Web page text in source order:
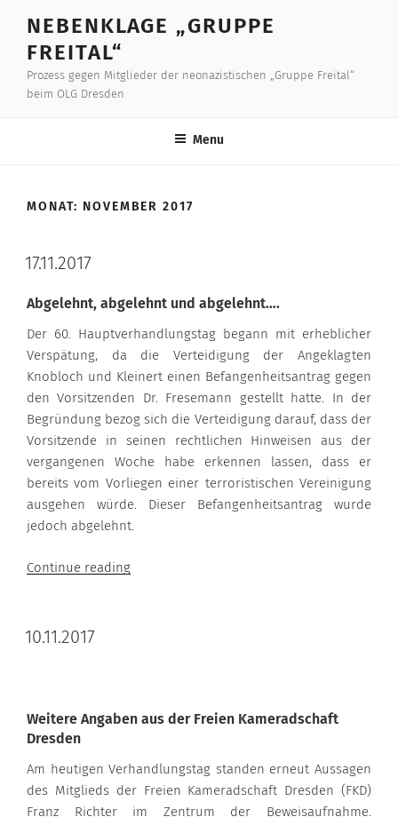
content
NEBENKLAGE „GRUPPE
FREITAL“
Prozess gegen Mitglieder der neonazistischen „Gruppe Freital“
beim OLG Dresden
Menu
MONAT: NOVEMBER 2017
17.11.2017
Abgelehnt, abgelehnt und abgelehnt….
Der 60. Hauptverhandlungstag begann mit erheblicher
Verspätung, da die Verteidigung der Angeklagten
Knobloch und Kleinert einen Befangenheitsantrag gegen
den Vorsitzenden Dr. Fresemann gestellt hatte. In der
Begründung bezog sich die Verteidigung darauf, dass der
Vorsitzende in seinen rechtlichen Hinweisen aus der
vergangenen Woche habe erkennen lassen, dass er
bereits vom Vorliegen einer terroristischen Vereinigung
ausgehen würde. Dieser Befangenheitsantrag wurde
jedoch abgelehnt.
Continue reading“17.11.2017”
10.11.2017
Weitere Angaben aus der Freien Kameradschaft
Dresden
Am heutigen Verhandlungstag standen erneut Aussagen
des Mitglieds der Freien Kameradschaft Dresden (FKD)
Franz Richter im Zentrum der Beweisaufnahme.